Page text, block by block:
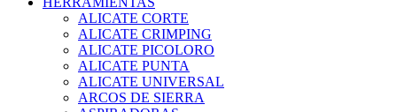
ALICATE CORTE
ALICATE CRIMPING
ALICATE PICOLORO
ALICATE PUNTA
ALICATE UNIVERSAL
ARCOS DE SIERRA